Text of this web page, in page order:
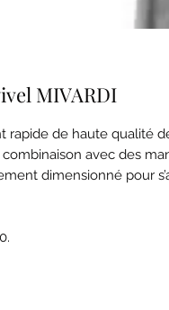
MIVARDI
rapide de haute qualité
avec des
dimensionné pour